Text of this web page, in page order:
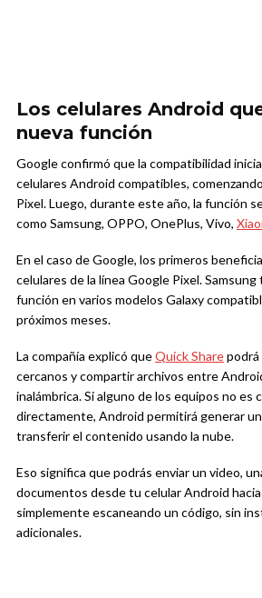
Los celulares Android
nueva función
Google confirmó que la compatibilidad
celulares Android compatibles,
Pixel. Luego, durante este año, la función
como Samsung, OPPO, OnePlus, Vivo,
En el caso de Google, los primeros
celulares de la línea Google Pixel.
función en varios modelos Galaxy
próximos meses.
La compañía explicó queQuick Share
cercanos y compartir archivos entre
inalámbrica. Si alguno de los equipos no es
directamente, Android permitirá generar
transferir el contenido usando la nube.
Eso significa que podrás enviar un video,
documentos desde tu celular Android
simplemente escaneando un código, sin
adicionales.